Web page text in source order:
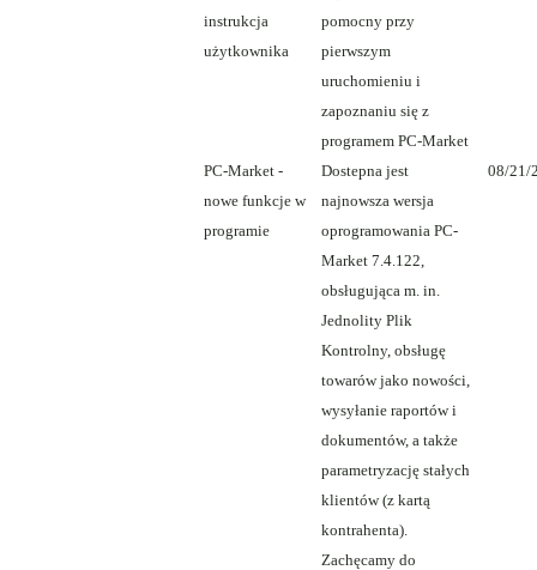
instrukcja
użytkownika
pomocny przy
pierwszym
uruchomieniu i
zapoznaniu się z
programem PC-Market
PC-Market -
nowe funkcje w
programie
Dostepna jest
najnowsza wersja
oprogramowania PC-
Market 7.4.122,
obsługująca m. in.
Jednolity Plik
Kontrolny, obsługę
towarów jako nowości,
wysyłanie raportów i
dokumentów, a także
parametryzację stałych
klientów (z kartą
kontrahenta).
Zachęcamy do
08/21/